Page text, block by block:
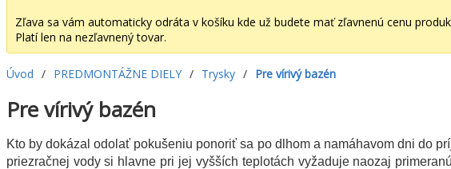
Zľava sa vám automaticky odráta v košíku kde už budete mať zľavnenú cenu
Platí len na nezľavnený tovar.
Úvod / PREDMONTÁŽNE DIELY / Trysky / Pre vírivý bazén
Pre vírivý bazén
Kto by dokázal odolať pokušeniu ponoriť sa po dlhom a namáhavom dni do
priezračnej vody si hlavne pri jej vyšších teplotách vyžaduje naozaj